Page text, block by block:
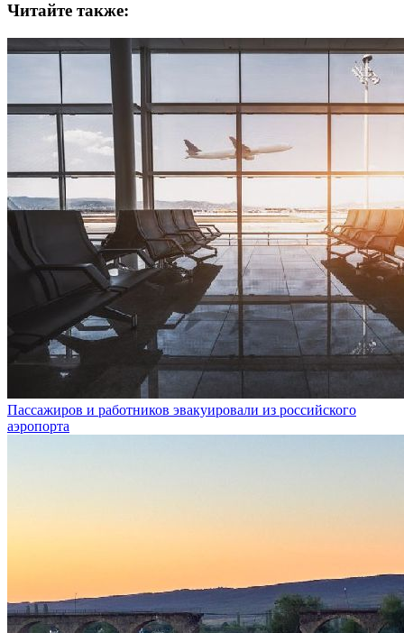
Читайте также:
Пассажиров и работников эвакуировали из российского
аэропорта